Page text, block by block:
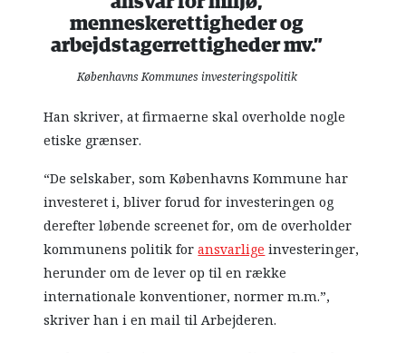
menneskerettigheder og
arbejdstagerrettigheder mv.”
Københavns Kommunes investeringspolitik
Han skriver, at firmaerne skal overholde nogle
etiske grænser.
“De selskaber, som Københavns Kommune har
investeret i, bliver forud for investeringen og
derefter løbende screenet for, om de overholder
kommunens politik foransvarlige investeringer,
herunder om de lever op til en række
internationale konventioner, normer m.m.”,
skriver han i en mail til Arbejderen.